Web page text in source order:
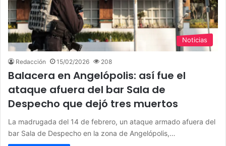
Noticias
Redacción 15/02/2026 208
Balacera en Angelópolis: así fue el
ataque afuera del bar Sala de
Despecho que dejó tres muertos
La madrugada del 14 de febrero, un ataque armado afuera del
bar Sala de Despecho en la zona de Angelópolis,…